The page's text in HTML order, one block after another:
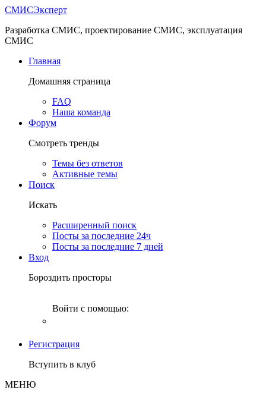
СМИСЭксперт
Разработка СМИС, проектирование СМИС, эксплуатация
СМИС
Главная
Домашняя страница
FAQ
Наша команда
Форум
Смотреть тренды
Темы без ответов
Активные темы
Поиск
Искать
Расширенный поиск
Посты за последние 24ч
Посты за последние 7 дней
Вход
Бороздить просторы
Войти с помощью:
Регистрация
Вступить в клуб
МЕНЮ